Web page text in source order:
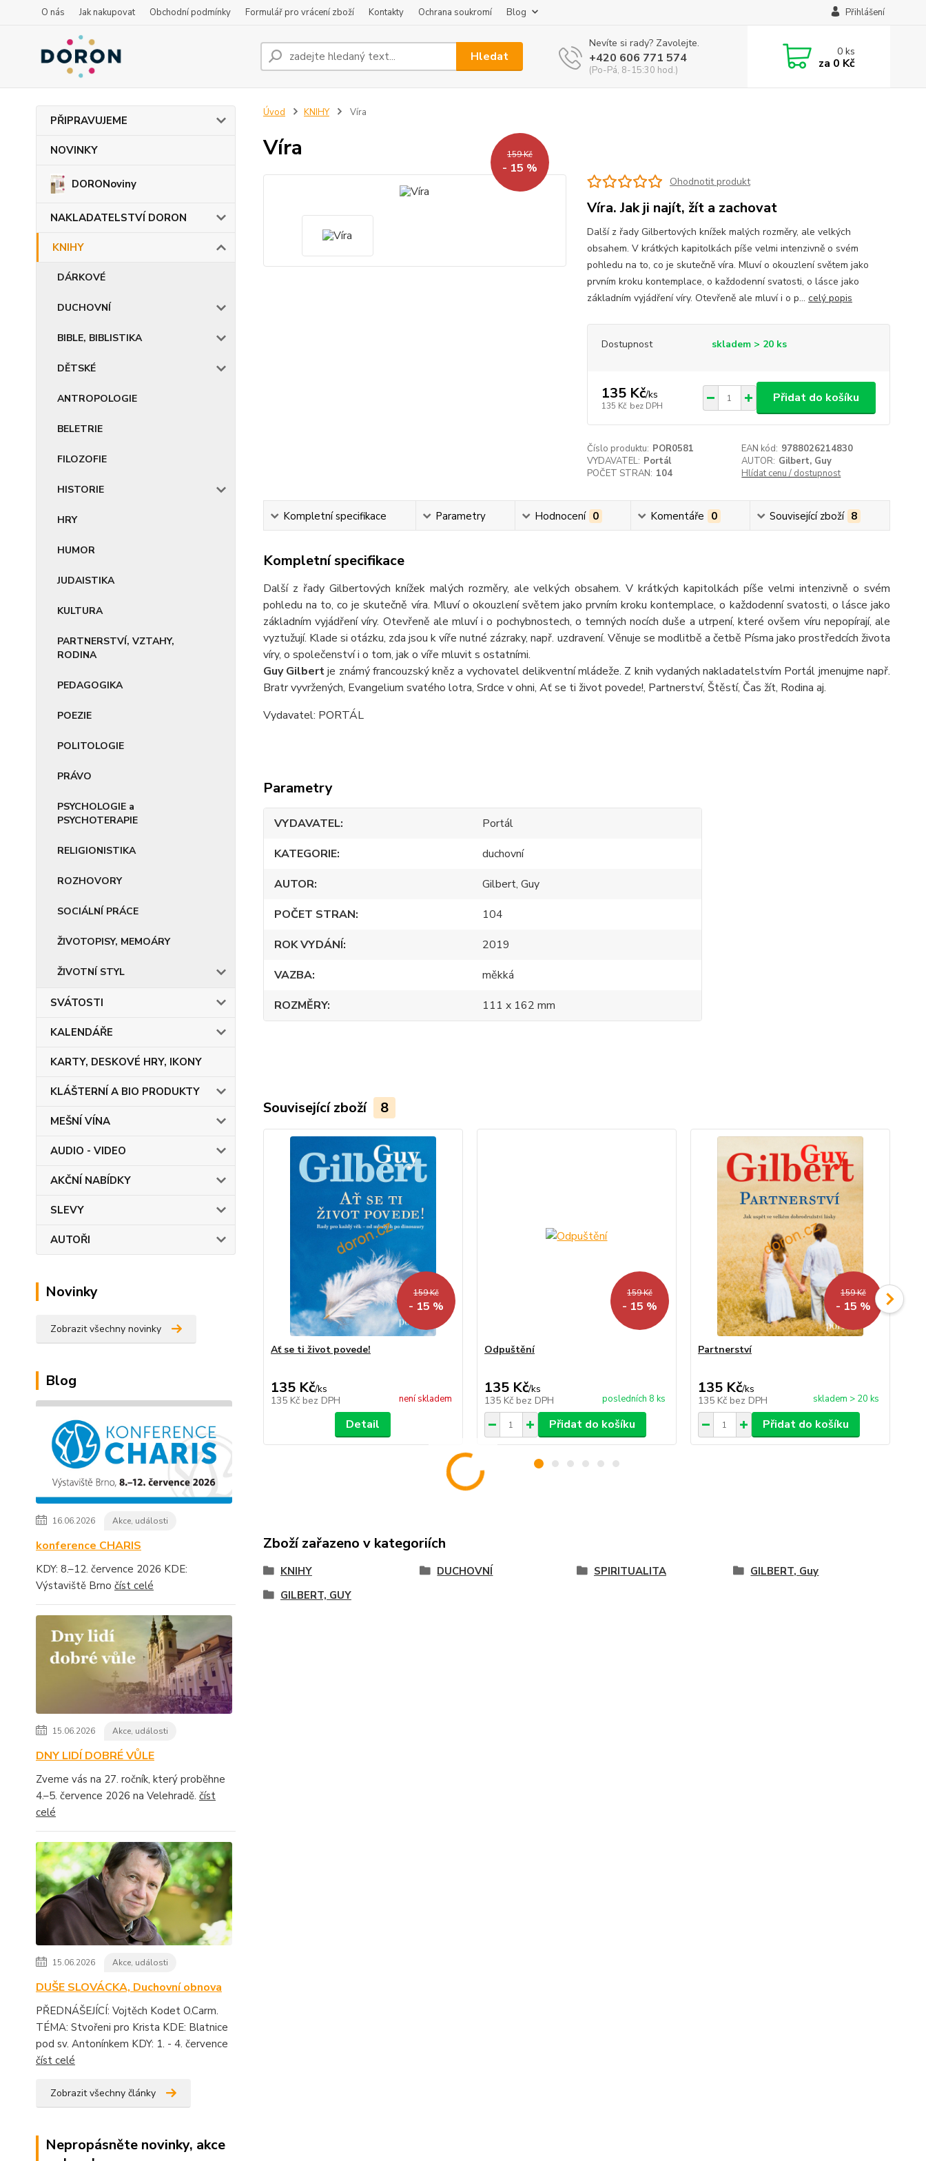
O nás Jak nakupovat Obchodní podmínky Formulář pro vrácení zboží Kontakty Ochrana soukromí Blog Přihlášení
Hledat
Nevíte si rady? Zavolejte.
+420 606 771 574
(Po-Pá, 8-15:30 hod.)
0ks
za 0 Kč
PŘIPRAVUJEME
NOVINKY
DORONoviny
NAKLADATELSTVÍ DORON
KNIHY
DÁRKOVÉ
DUCHOVNÍ
BIBLE, BIBLISTIKA
DĚTSKÉ
ANTROPOLOGIE
BELETRIE
FILOZOFIE
HISTORIE
HRY
HUMOR
JUDAISTIKA
KULTURA
PARTNERSTVÍ, VZTAHY,
RODINA
PEDAGOGIKA
POEZIE
POLITOLOGIE
PRÁVO
PSYCHOLOGIE a
PSYCHOTERAPIE
RELIGIONISTIKA
ROZHOVORY
SOCIÁLNÍ PRÁCE
ŽIVOTOPISY, MEMOÁRY
ŽIVOTNÍ STYL
SVÁTOSTI
KALENDÁŘE
KARTY, DESKOVÉ HRY, IKONY
KLÁŠTERNÍ A BIO PRODUKTY
MEŠNÍ VÍNA
AUDIO - VIDEO
AKČNÍ NABÍDKY
SLEVY
AUTOŘI
Novinky
Zobrazit všechny novinky
Blog
16.06.2026 Akce, události
konference CHARIS
KDY: 8.–12. července 2026 KDE:
Výstaviště Brno číst celé
15.06.2026 Akce, události
DNY LIDÍ DOBRÉ VŮLE
Zveme vás na 27. ročník, který proběhne
4.–5. července 2026 na Velehradě. číst
celé
15.06.2026 Akce, události
DUŠE SLOVÁCKA, Duchovní obnova
PŘEDNÁŠEJÍCÍ: Vojtěch Kodet O.Carm.
TÉMA: Stvořeni pro Krista KDE: Blatnice
pod sv. Antonínkem KDY: 1. - 4. července
číst celé
Zobrazit všechny články
Nepropásněte novinky, akce
Úvod KNIHY Víra
Víra 159 Kč
- 15 %
Ohodnotit produkt
Víra. Jak ji najít, žít a zachovat
Další z řady Gilbertových knížek malých rozměry, ale velkých
obsahem. V krátkých kapitolkách píše velmi intenzivně o svém
pohledu na to, co je skutečně víra. Mluví o okouzlení světem jako
prvním kroku kontemplace, o každodenní svatosti, o lásce jako
základním vyjádření víry. Otevřeně ale mluví i o p... celý popis
Dostupnost skladem > 20 ks
135 Kč/ks
135 Kč bez DPH
Přidat do košíku
Číslo produktu: POR0581 EAN kód: 9788026214830
VYDAVATEL: Portál AUTOR: Gilbert, Guy
POČET STRAN: 104 Hlídat cenu / dostupnost
Kompletní specifikace Parametry Hodnocení 0 Komentáře 0 Související zboží 8
Kompletní specifikace
Další z řady Gilbertových knížek malých rozměry, ale velkých obsahem. V krátkých kapitolkách píše velmi intenzivně o svém
pohledu na to, co je skutečně víra. Mluví o okouzlení světem jako prvním kroku kontemplace, o každodenní svatosti, o lásce jako
základním vyjádření víry. Otevřeně ale mluví i o pochybnostech, o temných nocích duše a utrpení, které ovšem víru nepopírají, ale
vyztužují. Klade si otázku, zda jsou k víře nutné zázraky, např. uzdravení. Věnuje se modlitbě a četbě Písma jako prostředcích života
víry, o společenství i o tom, jak o víře mluvit s ostatními.
Guy Gilbertje známý francouzský kněz a vychovatel delikventní mládeže. Z knih vydaných nakladatelstvím Portál jmenujme např.
Bratr vyvržených, Evangelium svatého lotra, Srdce v ohni, Ať se ti život povede!, Partnerství, Štěstí, Čas žít, Rodina aj.
Vydavatel: PORTÁL
Parametry
VYDAVATEL
Portál
KATEGORIE
duchovní
AUTOR
Gilbert, Guy
POČET STRAN
104
ROK VYDÁNÍ
2019
VAZBA
měkká
ROZMĚRY
111 x 162 mm
Související zboží 8
159 Kč
- 15 %
Ať se ti život povede!
135 Kč/ks
135 Kč bez DPH není skladem
Detail
159 Kč
- 15 %
Odpuštění
135 Kč/ks
135 Kč bez DPH posledních 8 ks
Přidat do košíku
159 Kč
- 15 %
Partnerství
135 Kč/ks
135 Kč bez DPH skladem > 20 ks
Přidat do košíku
Zboží zařazeno v kategoriích
KNIHY DUCHOVNÍ SPIRITUALITA
GILBERT, Guy
GILBERT, GUY